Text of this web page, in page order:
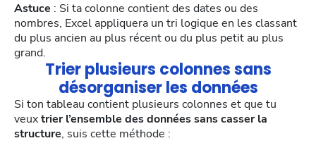
Astuce : Si ta colonne contient des dates ou des
nombres, Excel appliquera un tri logique en les classant
du plus ancien au plus récent ou du plus petit au plus
grand.
Trier plusieurs colonnes sans
désorganiser les données
Si ton tableau contient plusieurs colonnes et que tu
veuxtrier l’ensemble des données sans casser la
structure, suis cette méthode :